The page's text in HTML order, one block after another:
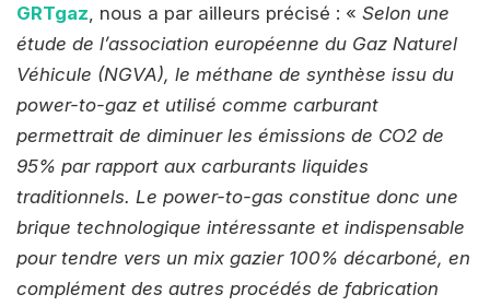
GRTgaz , nous a par ailleurs précisé : « Selon une
étude de l’association européenne du Gaz Naturel
Véhicule (NGVA), le méthane de synthèse issu du
power-to-gaz et utilisé comme carburant
permettrait de diminuer les émissions de CO2 de
95% par rapport aux carburants liquides
traditionnels. Le power-to-gas constitue donc une
brique technologique intéressante et indispensable
pour tendre vers un mix gazier 100% décarboné, en
complément des autres procédés de fabrication